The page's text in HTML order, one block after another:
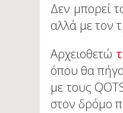
Δεν μπορεί
αλλά με τον
Αρχειοθετώ
όπου θα
με τους
στον δρόμο